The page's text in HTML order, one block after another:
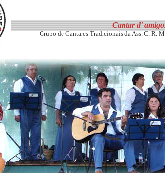
Cantar d'
Grupo de Cantares Tradicionais da Ass. C. R.